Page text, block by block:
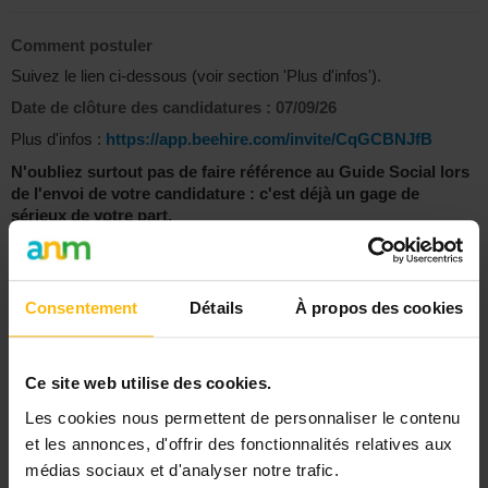
Consentement Détails À propos des cookies
Ce site web utilise des cookies.
Les cookies nous permettent de personnaliser le contenu
et les annonces, d'offrir des fonctionnalités relatives aux
médias sociaux et d'analyser notre trafic.
Comment postuler
Suivez le lien ci-dessous (voir section 'Plus d'infos').
Date de clôture des candidatures : 07/09/26
Plus d'infos : https://app.beehire.com/invite/CqGCBNJfB
N'oubliez surtout pas de faire référence au Guide Social lors
de l'envoi de votre candidature : c'est déjà un gage de
sérieux de votre part.
(publié le27/11/25
Hôpitaux Iris Sud